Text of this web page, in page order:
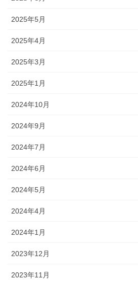
2025年5月
2025年4月
2025年3月
2025年1月
2024年10月
2024年9月
2024年7月
2024年6月
2024年5月
2024年4月
2024年1月
2023年12月
2023年11月